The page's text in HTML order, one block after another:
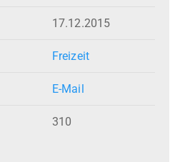
17.12.2015
Freizeit
E-Mail
310